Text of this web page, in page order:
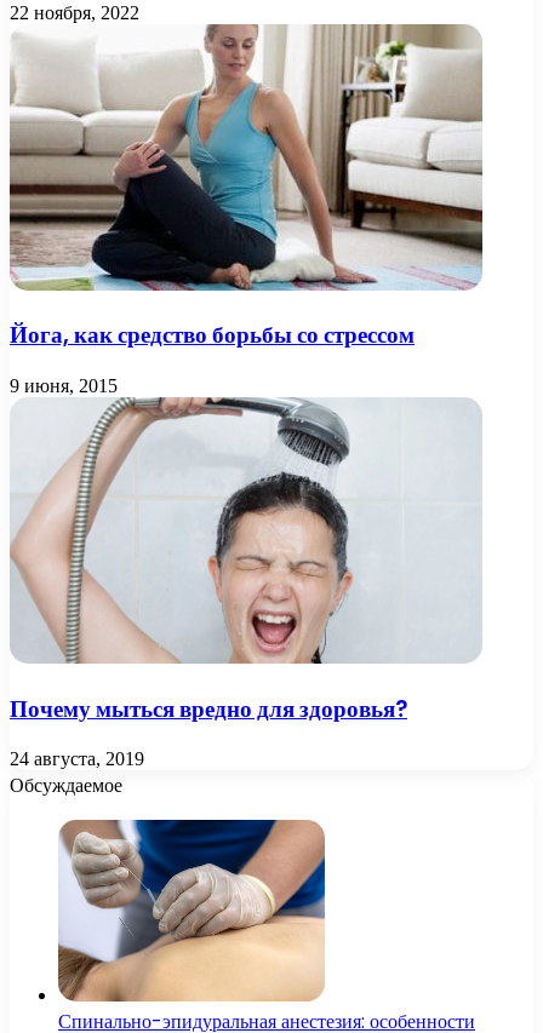
22 ноября, 2022
Йога, как средство борьбы со стрессом
9 июня, 2015
Почему мыться вредно для здоровья?
24 августа, 2019
Обсуждаемое
Спинально-эпидуральная анестезия: особенности